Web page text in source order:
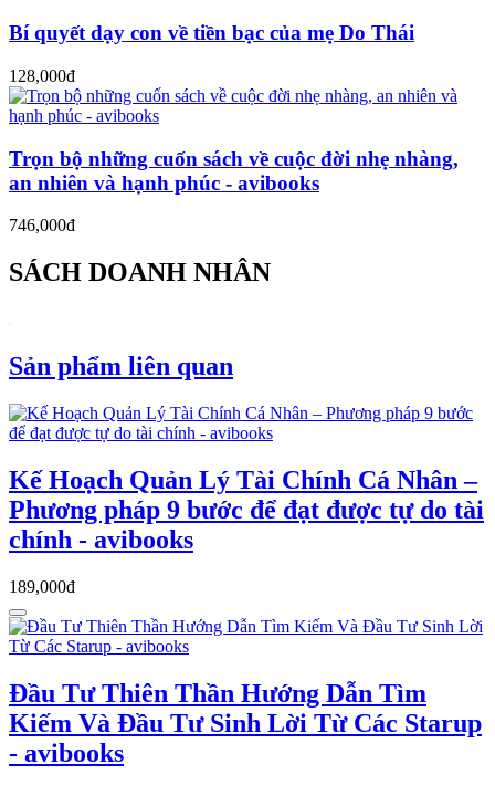
Bí quyết dạy con về tiền bạc của mẹ Do Thái
128,000đ
Trọn bộ những cuốn sách về cuộc đời nhẹ nhàng,
an nhiên và hạnh phúc - avibooks
746,000đ
SÁCH DOANH NHÂN
Sản phẩm liên quan
Kế Hoạch Quản Lý Tài Chính Cá Nhân –
Phương pháp 9 bước để đạt được tự do tài
chính - avibooks
189,000đ
Đầu Tư Thiên Thần Hướng Dẫn Tìm
Kiếm Và Đầu Tư Sinh Lời Từ Các Starup
- avibooks